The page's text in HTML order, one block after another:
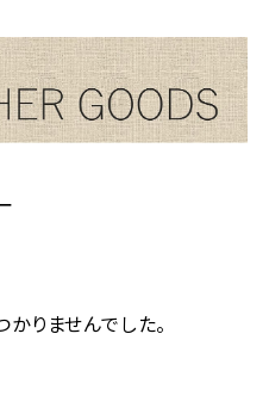
りませんでした。